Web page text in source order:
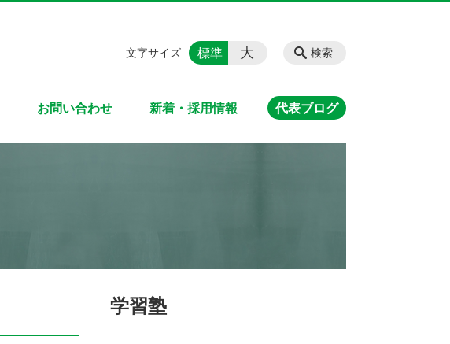
お問い合わせ 新着・採用情報 代表ブログ
検索
文字サイズ 標準 大
学習塾